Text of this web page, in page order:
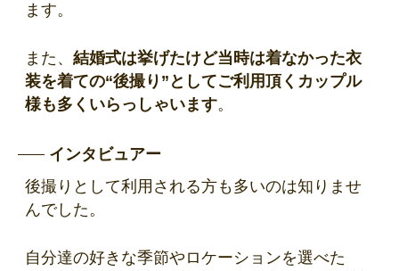
ます。
また、 結婚式は挙げたけど当時は着なかった衣
装を着ての“後撮り”としてご利用頂くカップル
様も多くいらっしゃいます。
インタビュアー
後撮りとして利用される方も多いのは知りませ
んでした。
自分達の好きな季節やロケーションを選べた